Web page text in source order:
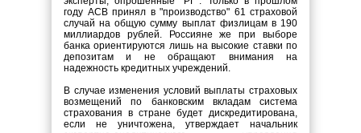
году АСВ принял в "производство" 61 страховой
случай на общую сумму выплат физлицам в 190
миллиардов рублей. Россияне же при выборе
банка ориентируются лишь на высокие ставки по
депозитам и не обращают внимания на
надежность кредитных учреждений.
В случае изменения условий выплаты страховых
возмещений по банковским вкладам система
страхования в стране будет дискредитирована,
если не уничтожена, утверждает начальник